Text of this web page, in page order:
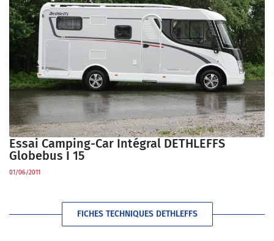
Essai Camping-Car Intégral DETHLEFFS
Globebus I 15
01/06/2011
FICHES TECHNIQUES DETHLEFFS